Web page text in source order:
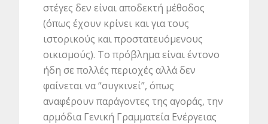
στέγες δεν είναι αποδεκτή μέθοδος
(όπως έχουν κρίνει και για τους
ιστορικούς και προστατευόμενους
οικισμούς). Το πρόβλημα είναι έντονο
ήδη σε πολλές περιοχές αλλά δεν
φαίνεται να “συγκινεί”, όπως
αναφέρουν παράγοντες της αγοράς, την
αρμόδια Γενική Γραμματεία Ενέργειας